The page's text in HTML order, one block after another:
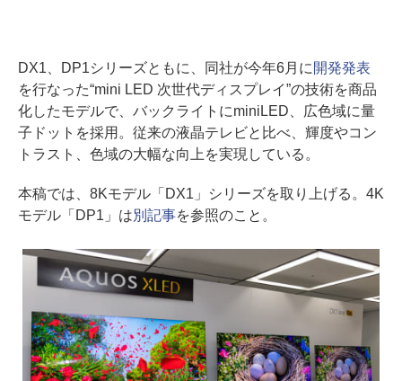
DX1、DP1シリーズともに、同社が今年6月に 開発発表
を行なった“mini LED 次世代ディスプレイ”の技術を商品
化したモデルで、バックライトにminiLED、広色域に量
子ドットを採用。従来の液晶テレビと比べ、輝度やコン
トラスト、色域の大幅な向上を実現している。
本稿では、8Kモデル「DX1」シリーズを取り上げる。4K
モデル「DP1」は別記事を参照のこと。